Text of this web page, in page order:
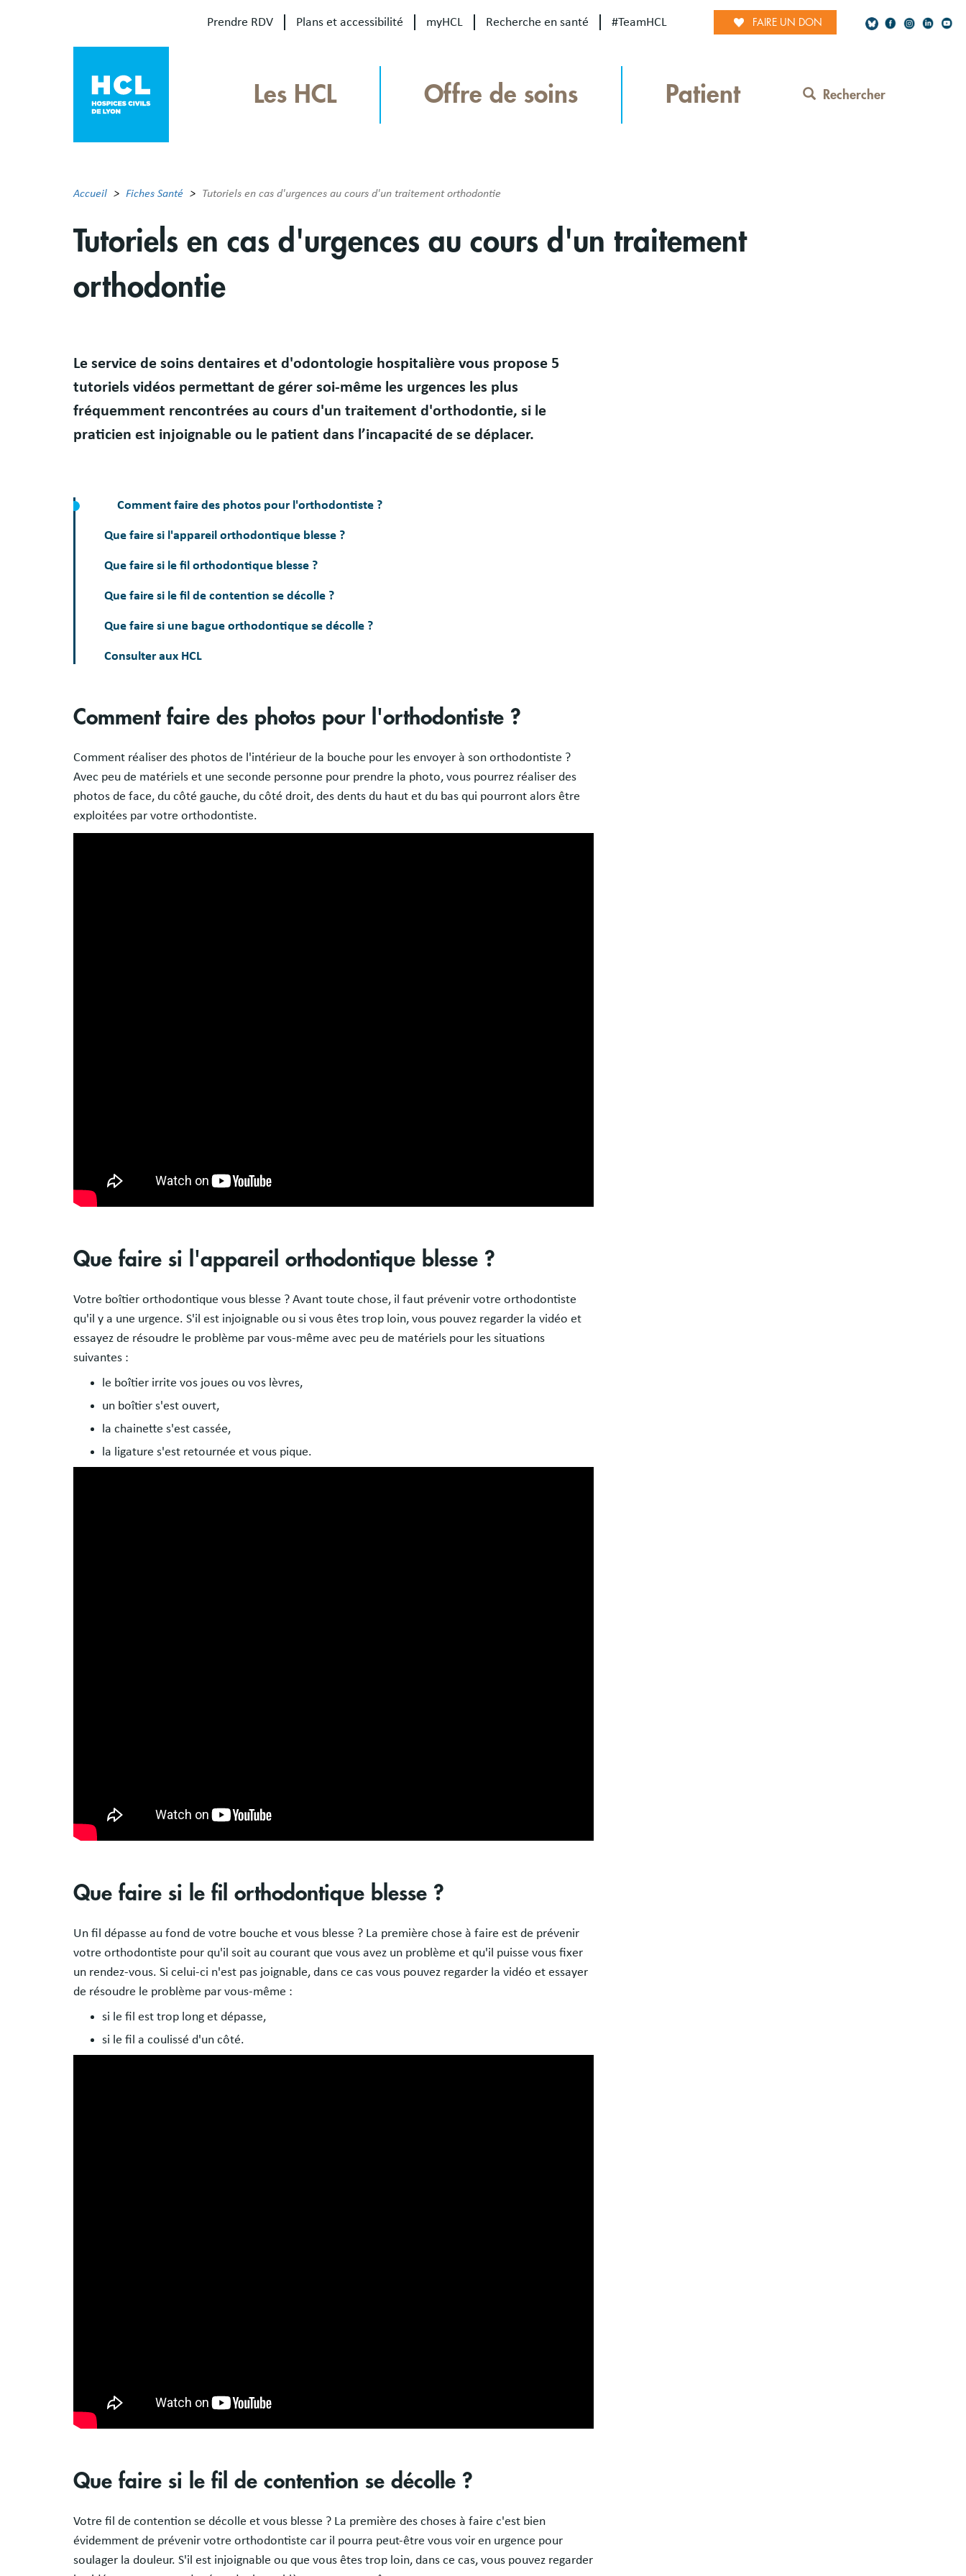
Prendre RDV Plans et accessibilité myHCL Recherche en santé #TeamHCL FAIRE UN DON
Network
Les HCL Offre de soins Patient Rechercher
Accueil Fiches Santé Tutoriels en cas d'urgences au cours d'un traitement orthodontie
Tutoriels en cas d'urgences au cours d'un traitement
orthodontie
Résumé
Le service de soins dentaires et d'odontologie hospitalière vous propose 5
tutoriels vidéos permettant de gérer soi-même les urgences les plus
fréquemment rencontrées au cours d'un traitement d'orthodontie, si le
praticien est injoignable ou le patient dans l’incapacité de se déplacer.
Comment faire des photos pour l'orthodontiste ?
Que faire si l'appareil orthodontique blesse ?
Que faire si le fil orthodontique blesse ?
Que faire si le fil de contention se décolle ?
Que faire si une bague orthodontique se décolle ?
Consulter aux HCL
Comment faire des photos pour l'orthodontiste ?
Comment réaliser des photos de l'intérieur de la bouche pour les envoyer à son orthodontiste ?
Avec peu de matériels et une seconde personne pour prendre la photo, vous pourrez réaliser des
photos de face, du côté gauche, du côté droit, des dents du haut et du bas qui pourront alors être
exploitées par votre orthodontiste.
Que faire si l'appareil orthodontique blesse ?
Votre boîtier orthodontique vous blesse ? Avant toute chose, il faut prévenir votre orthodontiste
qu'il y a une urgence. S'il est injoignable ou si vous êtes trop loin, vous pouvez regarder la vidéo et
essayez de résoudre le problème par vous-même avec peu de matériels pour les situations
suivantes :
le boîtier irrite vos joues ou vos lèvres,
un boîtier s'est ouvert,
la chainette s'est cassée,
la ligature s'est retournée et vous pique.
Que faire si le fil orthodontique blesse ?
Un fil dépasse au fond de votre bouche et vous blesse ? La première chose à faire est de prévenir
votre orthodontiste pour qu'il soit au courant que vous avez un problème et qu'il puisse vous fixer
un rendez-vous. Si celui-ci n'est pas joignable, dans ce cas vous pouvez regarder la vidéo et essayer
de résoudre le problème par vous-même :
si le fil est trop long et dépasse,
si le fil a coulissé d'un côté.
Que faire si le fil de contention se décolle ?
Votre fil de contention se décolle et vous blesse ? La première des choses à faire c'est bien
évidemment de prévenir votre orthodontiste car il pourra peut-être vous voir en urgence pour
soulager la douleur. S'il est injoignable ou que vous êtes trop loin, dans ce cas, vous pouvez regarder